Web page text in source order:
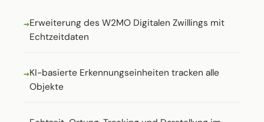
Erweiterung des W2MO Digitalen Zwillings mit
Echtzeitdaten
KI-basierte Erkennungseinheiten tracken alle
Objekte